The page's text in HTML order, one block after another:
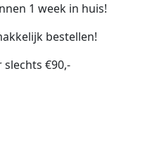
1 week in huis!
bestellen!
€90,-